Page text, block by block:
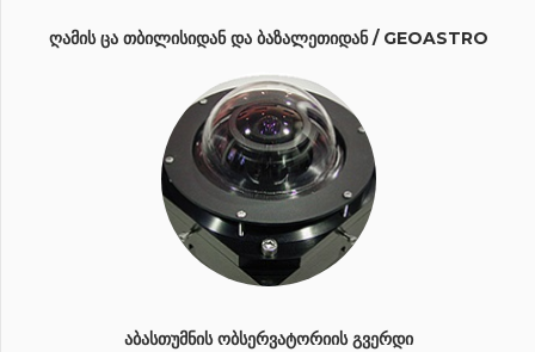
ᲦᲐᲛᲘᲡ ᲪᲐ ᲗᲑᲘᲚᲘᲡᲘᲓᲐᲜ ᲓᲐ ᲑᲐᲖᲐᲚᲔᲗᲘᲓᲐᲜ / GEOASTRO
ᲐᲑᲐᲡᲗᲣᲛᲜᲘᲡ ᲝᲑᲡᲔᲠᲕᲐᲢᲝᲠᲘᲘᲡ ᲒᲕᲔᲠᲓᲘ